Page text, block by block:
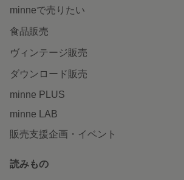
minneで売りたい
食品販売
ヴィンテージ販売
ダウンロード販売
minne PLUS
minne LAB
販売支援企画・イベント
読みもの